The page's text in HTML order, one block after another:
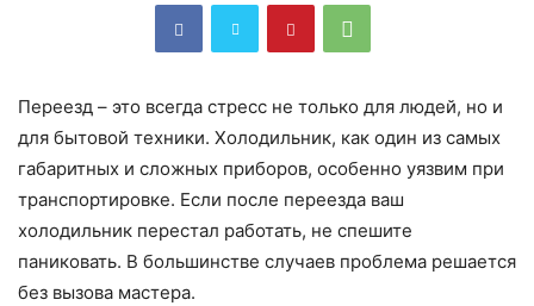
Переезд – это всегда стресс не только для людей, но и
для бытовой техники. Холодильник, как один из самых
габаритных и сложных приборов, особенно уязвим при
транспортировке. Если после переезда ваш
холодильник перестал работать, не спешите
паниковать. В большинстве случаев проблема решается
без вызова мастера.